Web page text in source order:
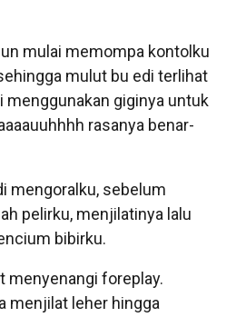
mulai memompa kontolku
mulut bu edi terlihat
menggunakan giginya untuk
rasanya benar-
mengoralku, sebelum
pelirku, menjilatinya lalu
bibirku.
menyenangi foreplay.
menjilat leher hingga